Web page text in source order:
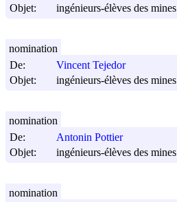
Objet:
ingénieurs-élèves des mines
De:
Vincent Tejedor
Objet:
ingénieurs-élèves des mines
nomination
De:
Antonin Pottier
Objet:
ingénieurs-élèves des mines
nomination
nomination